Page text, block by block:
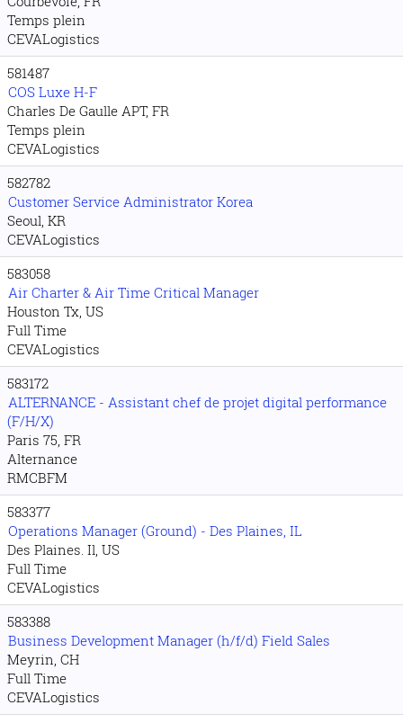
Temps plein
CEVALogistics
581487
COS Luxe H-F
Charles De Gaulle APT, FR
Temps plein
CEVALogistics
582782
Customer Service Administrator Korea
Seoul, KR
CEVALogistics
583058
Air Charter & Air Time Critical Manager
Houston Tx, US
Full Time
CEVALogistics
583172
ALTERNANCE - Assistant chef de projet digital performance
(F/H/X)
Paris 75, FR
Alternance
RMCBFM
583377
Operations Manager (Ground) - Des Plaines, IL
Des Plaines. Il, US
Full Time
CEVALogistics
583388
Business Development Manager (h/f/d) Field Sales
Meyrin, CH
Full Time
CEVALogistics